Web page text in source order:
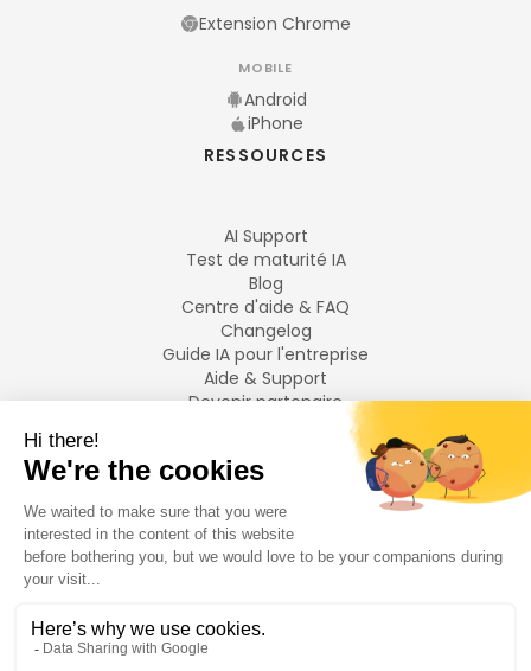
Extension Chrome
MOBILE
Android
iPhone
RESSOURCES
AI Support
Test de maturité IA
Blog
Centre d'aide & FAQ
Changelog
Guide IA pour l'entreprise
Aide & Support
Devenir partenaire
LANGUES
Français
English